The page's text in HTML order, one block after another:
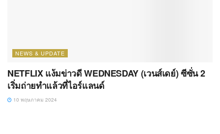
NEWS & UPDATE
NETFLIX แง้มข่าวดี WEDNESDAY (เวนส์เดย์) ซีซั่น 2
เริ่มถ่ายทำแล้วที่ไอร์แลนด์
10 พฤษภาคม 2024